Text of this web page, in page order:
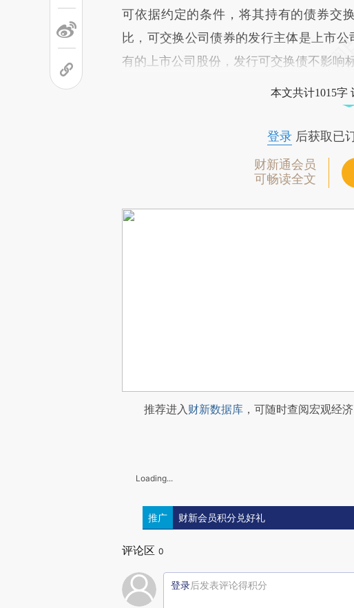
可依据约定的条件，将其持有的债券交
比，可交换公司债券的发行主体是上市
有的上市公司股份，发行可交换债不影响
本文共计1015字
登录后获取已
财新通会员
可畅读全文
推荐进入财新数据库 ，可随时查阅宏观经
Loading...
推广 财新会员积分兑好礼
评论区 0
登录后发表评论得积分